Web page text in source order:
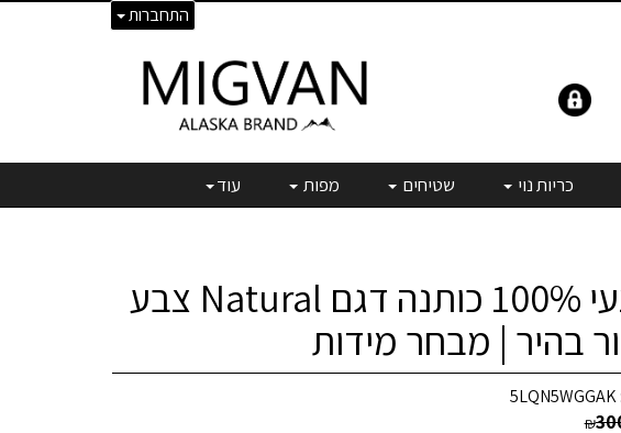
התחברות
כריות נוי שטיחים מפות עוד
מצעי 100% כותנה דגם Natural צבע
בהיר | מבחר מידות
5LQN5WGGAK
₪